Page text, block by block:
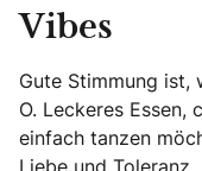
Vibes
Gute Stimmung ist,
O. Leckeres Essen,
einfach tanzen